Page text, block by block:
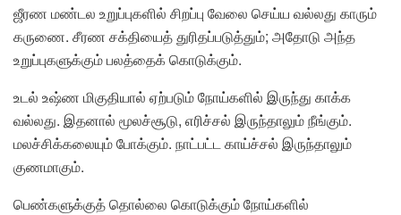
ஜீரண மண்டல உறுப்புகளில் சிறப்பு வேலை செய்ய வல்லது காரும்
கருணை. சீரண சக்தியைத் துரிதப்படுத்தும்; அதோடு அந்த
உறுப்புகளுக்கும் பலத்தைக் கொடுக்கும்.
உடல் உஷ்ண மிகுதியால் ஏற்படும் நோய்களில் இருந்து காக்க
வல்லது. இதனால் மூலச்சூடு, எரிச்சல் இருந்தாலும் நீங்கும்.
மலச்சிக்கலையும் போக்கும். நாட்பட்ட காய்ச்சல் இருந்தாலும்
குணமாகும்.
பெண்களுக்குத் தொல்லை கொடுக்கும் நோய்களில்